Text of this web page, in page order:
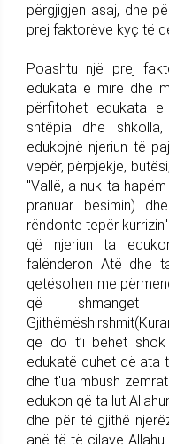
përgjigjen asaj, dhe
prej faktorëve kyç të
Poashtu një prej
edukata e mirë dhe
përfitohet edukata
shtëpia dhe
edukojnë njeriun të
vepër, përpjekje,
"Vallë, a nuk ta
pranuar besimin)
rëndonte tepër
që njeriun ta
falënderon Atë dhe
qetësohen me
që
që do t’i bëhet
edukatë duhet që ata
dhe t'ua mbush
edukon që ta lut
dhe për të gjithë
anë të të cilave